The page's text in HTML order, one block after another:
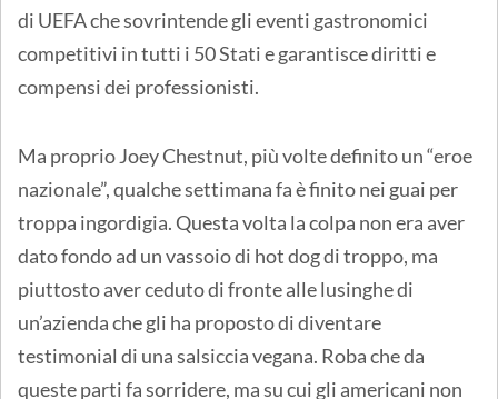
di UEFA che sovrintende gli eventi gastronomici
competitivi in tutti i 50 Stati e garantisce diritti e
compensi dei professionisti.
Ma proprio Joey Chestnut, più volte definito un “eroe
nazionale”, qualche settimana fa è finito nei guai per
troppa ingordigia. Questa volta la colpa non era aver
dato fondo ad un vassoio di hot dog di troppo, ma
piuttosto aver ceduto di fronte alle lusinghe di
un’azienda che gli ha proposto di diventare
testimonial di una salsiccia vegana. Roba che da
queste parti fa sorridere, ma su cui gli americani non